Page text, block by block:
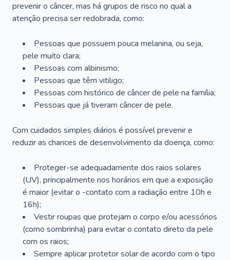
prevenir o câncer, mas há grupos de risco no qual a
atenção precisa ser redobrada, como:
Pessoas que possuem pouca melanina, ou seja,
pele muito clara;
Pessoas com albinismo;
Pessoas que têm vitiligo;
Pessoas com histórico de câncer de pele na família;
Pessoas que já tiveram câncer de pele.
Com cuidados simples diários é possível prevenir e
reduzir as chances de desenvolvimento da doença, como:
Proteger-se adequadamente dos raios solares
(UV), principalmente nos horários em que a exposição
é maior (evitar o -contato com a radiação entre 10h e
16h);
Vestir roupas que protejam o corpo e/ou acessórios
(como sombrinha) para evitar o contato direto da pele
com os raios;
Sempre aplicar protetor solar de acordo com o tipo